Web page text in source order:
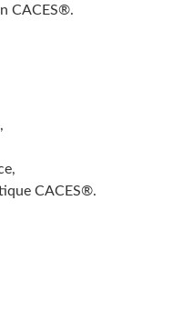
CACES®.
CACES®.